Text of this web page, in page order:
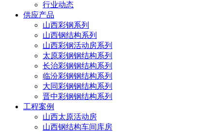
行业动态
供应产品
山西彩钢系列
山西钢结构系列
山西彩钢活动房系列
太原彩钢钢结构系列
长治彩钢钢结构系列
临汾彩钢钢结构系列
大同彩钢钢结构系列
晋中彩钢钢结构系列
工程案例
山西太原活动房
山西钢结构车间库房